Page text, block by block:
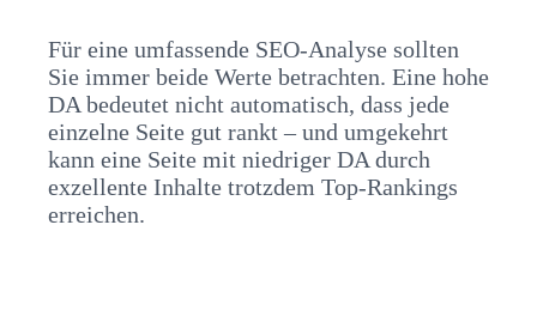
Für eine umfassende SEO-Analyse sollten
Sie immer beide Werte betrachten. Eine hohe
DA bedeutet nicht automatisch, dass jede
einzelne Seite gut rankt – und umgekehrt
kann eine Seite mit niedriger DA durch
exzellente Inhalte trotzdem Top-Rankings
erreichen.